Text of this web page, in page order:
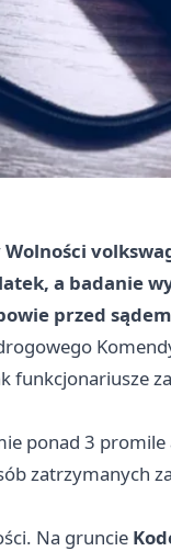
a badanie
przed
funkcjonariusze
ponad 3
zatrzymanych
Na gruncie